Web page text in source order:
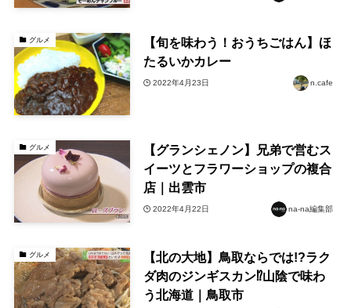
グルメ
【旬を味わう！おうちごはん】ほ
たるいかカレー
2022年4月23日 n.cafe
グルメ
【グランシェノン】兄弟で営むス
イーツとフラワーショップの複合
店｜出雲市
2022年4月22日 na-na編集部
グルメ
【北の大地】鳥取ならでは!?ラク
ダ肉のジンギスカン⁉山陰で味わ
う北海道｜鳥取市